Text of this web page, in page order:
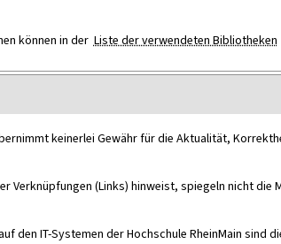
können in der Liste der verwendeten Bibliotheken
keinerlei Gewähr für die Aktualität,
(Links) hinweist, spiegeln nicht die
den IT-Systemen der Hochschule RheinMain sind